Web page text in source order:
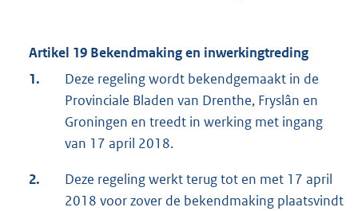
Artikel 19 Bekendmaking en inwerkingtreding
1.
Deze regeling wordt bekendgemaakt in de
Provinciale Bladen van Drenthe, Fryslân en
Groningen en treedt in werking met ingang
van 17 april 2018.
2.
Deze regeling werkt terug tot en met 17 april
2018 voor zover de bekendmaking plaatsvindt